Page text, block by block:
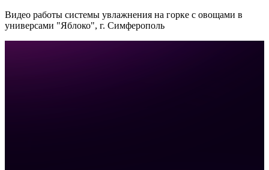
Видео работы системы увлажнения на горке с овощами в
универсами "Яблоко", г. Симферополь